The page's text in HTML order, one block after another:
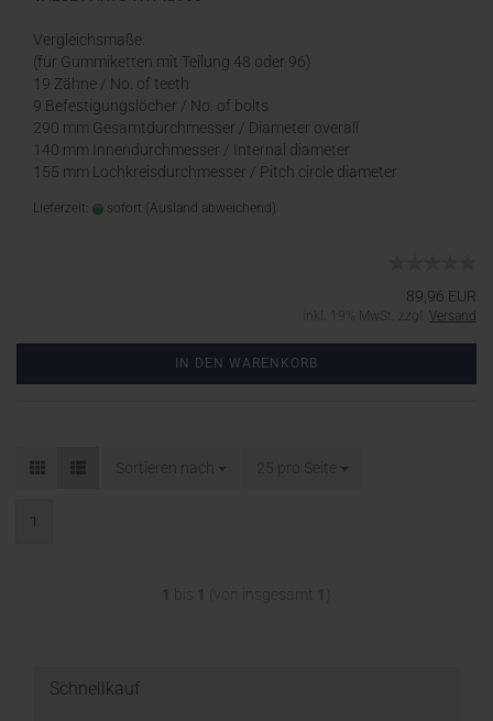
Vergleichsmaße:
(für Gummiketten mit Teilung 48 oder 96)
19 Zähne / No. of teeth
9 Befestigungslöcher / No. of bolts
290 mm Gesamtdurchmesser / Diameter overall
140 mm Innendurchmesser / Internal diameter
155 mm Lochkreisdurchmesser / Pitch circle diameter
Lieferzeit: sofort (Ausland abweichend)
89,96 EUR
inkl. 19% MwSt. zzgl. Versand
IN DEN WARENKORB
Sortieren nach 25 pro Seite
1
Schnellkauf